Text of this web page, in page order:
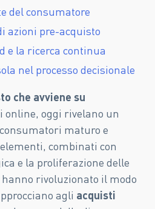
del consumatore
azioni pre-acquisto
e la ricerca continua
nel processo decisionale
che avviene su
online, oggi rivelano un
maturo e
combinati con
e la proliferazione delle
rivoluzionato il modo
agli acquisti